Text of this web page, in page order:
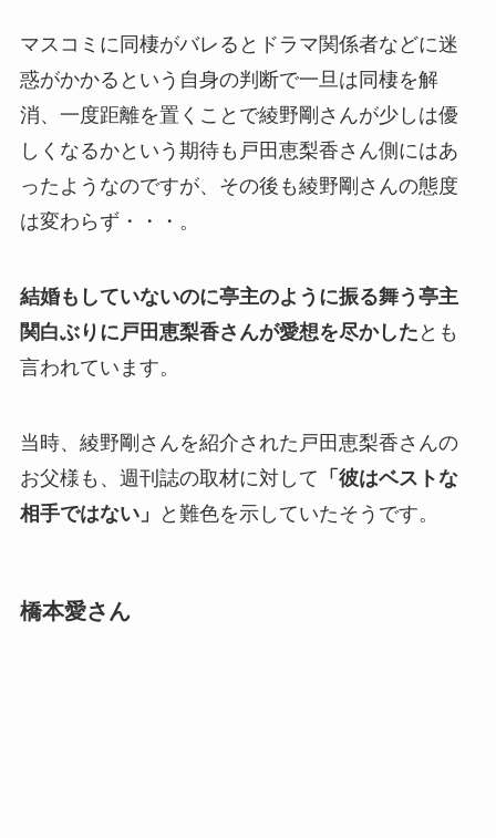
マスコミに同棲がバレるとドラマ関係者などに迷
惑がかかるという自身の判断で一旦は同棲を解
消、一度距離を置くことで綾野剛さんが少しは優
しくなるかという期待も戸田恵梨香さん側にはあ
ったようなのですが、その後も綾野剛さんの態度
は変わらず・・・。
結婚もしていないのに亭主のように振る舞う亭主
関白ぶりに戸田恵梨香さんが愛想を尽かした とも
言われています。
当時、綾野剛さんを紹介された戸田恵梨香さんの
お父様も、週刊誌の取材に対して 「彼はベストな
相手ではない」
と難色を示していたそうです。
橋本愛さん